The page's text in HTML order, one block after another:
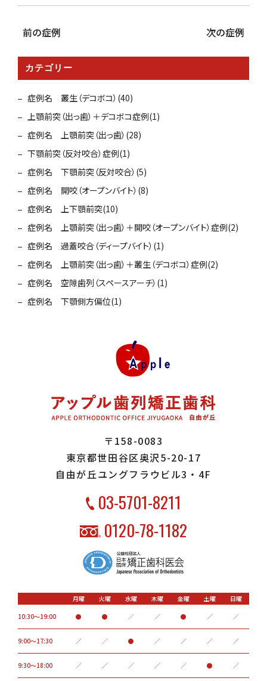
前の症例 次の症例
カテゴリー
症例名 叢生（デコボコ）(40)
上顎前突（出っ歯）＋デコボコ症例(1)
症例名 上顎前突（出っ歯）(28)
下顎前突（反対咬合）症例(1)
症例名 下顎前突（反対咬合）(5)
症例名 開咬（オープンバイト）(8)
症例名 上下顎前突(10)
症例名 上顎前突（出っ歯）＋開咬（オープンバイト）症例(2)
症例名 過蓋咬合（ディープバイト）(1)
症例名 上顎前突（出っ歯）＋叢生（デコボコ）症例(2)
症例名 空隙歯列（スペースアーチ）(1)
症例名 下顎側方偏位(1)
〒158-0083
東京都世田谷区奥沢5-20-17
自由が丘ユングフラウビル3・4F
03-5701-8211
0120-78-1182
月曜 火曜 水曜 木曜 金曜 土曜
日曜
10:30～19:00
● ● ／ ／ ● ／ ／
9:00〜17:30 ／ ／ ● ／ ／ ／ ／
9:30～18:00 ／ ／ ／ ／ ／ ● ／